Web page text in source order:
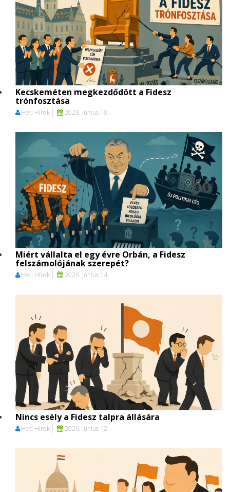
Kecskeméten megkezdődött a Fidesz
trónfosztása
Heti Hírek 2026. június 18.
Miért vállalta el egy évre Orbán, a Fidesz
felszámolójának szerepét?
Heti Hírek 2026. június 14.
Nincs esély a Fidesz talpra állására
Heti Hírek 2026. június 12.